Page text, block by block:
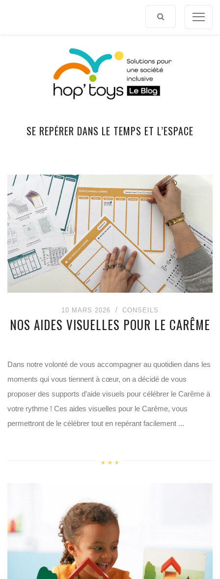
SE REPÉRER DANS LE TEMPS ET L’ESPACE
10 MARS 2026 CONSEILS
NOS AIDES VISUELLES POUR LE CARÊME
Dans notre volonté de vous accompagner au quotidien dans les
moments qui vous tiennent à cœur, on a décidé de vous
proposer des supports d’aide visuels pour célébrer le Carême à
votre rythme ! Ces aides visuelles pour le Carême, vous
permettront de le célébrer tout en repérant facilement ...